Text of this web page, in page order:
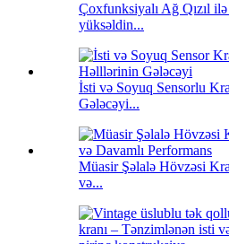
Çoxfunksiyalı Ağ Qızıl ilə
yüksəldin...
İsti və Soyuq Sensorlu
Gələcəyi...
Müasir Şəlalə Hövzəsi
və...